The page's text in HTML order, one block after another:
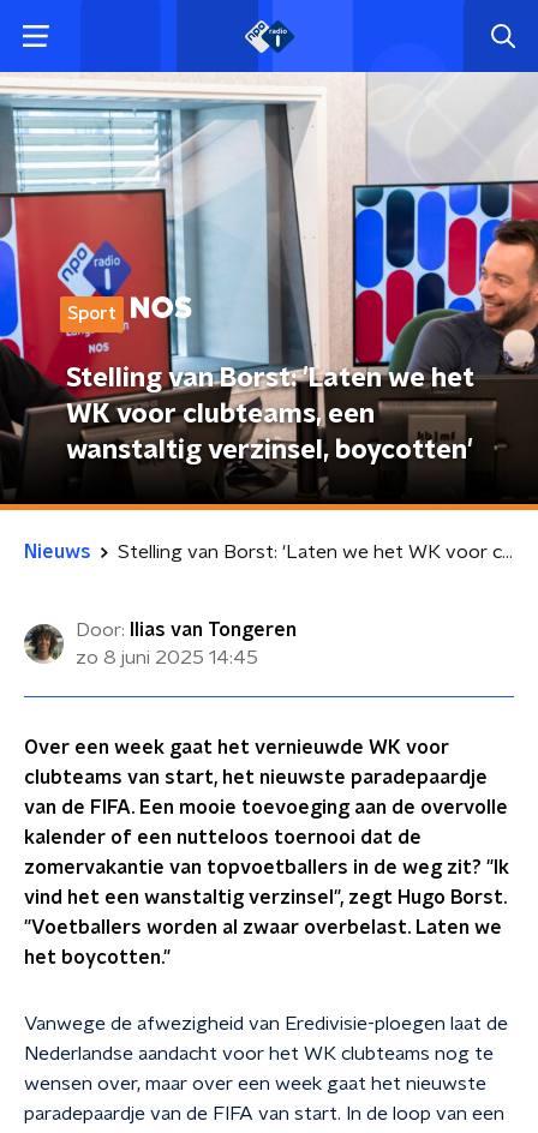
Sport
Stelling van Borst: 'Laten we het
WK voor clubteams, een
wanstaltig verzinsel, boycotten'
Nieuws Stelling van Borst: 'Laten we het WK voor clubteams, een wanstaltig verzinsel, boycotten'
Door:
Ilias van Tongeren
zo 8 juni 2025 14:45
Over een week gaat het vernieuwde WK voor
clubteams van start, het nieuwste paradepaardje
van de FIFA. Een mooie toevoeging aan de overvolle
kalender of een nutteloos toernooi dat de
zomervakantie van topvoetballers in de weg zit? "Ik
vind het een wanstaltig verzinsel", zegt Hugo Borst.
"Voetballers worden al zwaar overbelast. Laten we
het boycotten."
Vanwege de afwezigheid van Eredivisie-ploegen laat de
Nederlandse aandacht voor het WK clubteams nog te
wensen over, maar over een week gaat het nieuwste
paradepaardje van de FIFA van start. In de loop van een